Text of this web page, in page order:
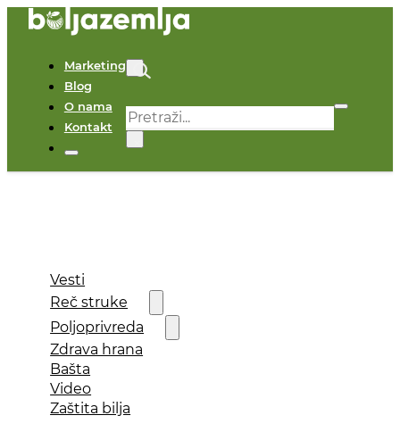
Marketing
Blog
O nama
Kontakt
Pretraga
Vesti
Reč struke
Poljoprivreda
Zdrava hrana
Bašta
Video
Zaštita bilja